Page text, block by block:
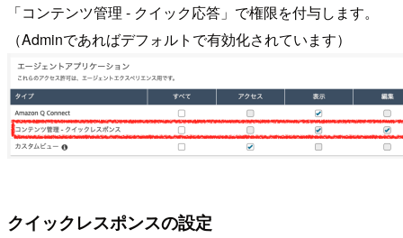
「コンテンツ管理 - クイック応答」で権限を付与します。
（Adminであればデフォルトで有効化されています）
クイックレスポンスの設定